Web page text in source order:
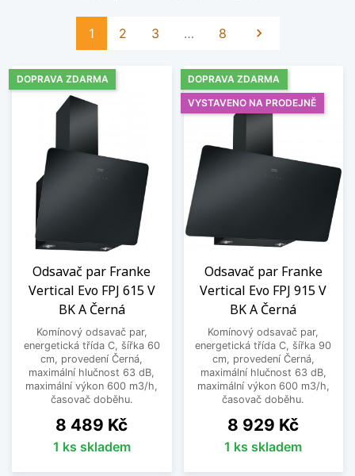
1 2 3 … 8 Další

Odsavač par Franke
Vertical Evo FPJ 615 V
BK A Černá
Komínový odsavač par,
energetická třída C, šířka 60
cm, provedení Černá,
maximální hlučnost 63 dB,
maximální výkon 600 m3/h,
časovač doběhu.
Cena
8 489 Kč
1 ks skladem
DOPRAVA ZDARMA
Odsavač par Franke
Vertical Evo FPJ 915 V
BK A Černá
Komínový odsavač par,
energetická třída C, šířka 90
cm, provedení Černá,
maximální hlučnost 63 dB,
maximální výkon 600 m3/h,
časovač doběhu.
Cena
8 929 Kč
1 ks skladem
DOPRAVA ZDARMA
VYSTAVENO NA PRODEJNĚ